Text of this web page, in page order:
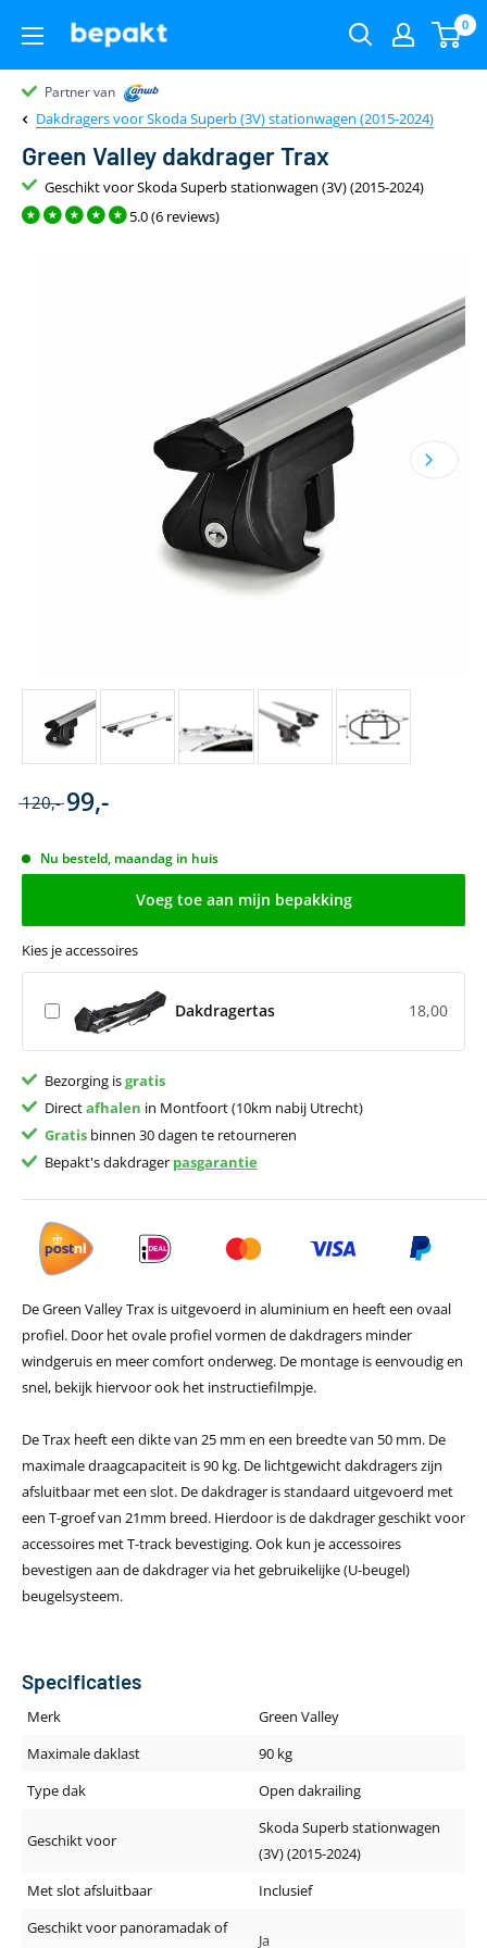
0
22.00uur
Partner van
Partner van
Klantenbeoordeling 9.4
Dakdragers voor Skoda Superb (3V) stationwagen (2015-2024)
Green Valley dakdrager Trax
Geschikt voor Skoda Superb stationwagen (3V) (2015-2024)
5.0 (6 reviews)
120,- 99,-
Nu besteld, maandag in huis
Voeg toe aan mijn bepakking
Kies je accessoires
Dakdragertas 18,00
Bezorging isgratis
Directafhalen in Montfoort (10km nabij Utrecht)
Gratisbinnen 30 dagen te retourneren
Bepakt's dakdrager pasgarantie
De Green Valley Trax is uitgevoerd in aluminium en heeft een ovaal
profiel. Door het ovale profiel vormen de dakdragers minder
windgeruis en meer comfort onderweg. De montage is eenvoudig en
snel, bekijk hiervoor ook het instructiefilmpje.
De Trax heeft een dikte van 25 mm en een breedte van 50 mm. De
maximale draagcapaciteit is 90 kg. De lichtgewicht dakdragers zijn
afsluitbaar met een slot. De dakdrager is standaard uitgevoerd met
een T-groef van 21mm breed. Hierdoor is de dakdrager geschikt voor
accessoires met T-track bevestiging. Ook kun je accessoires
bevestigen aan de dakdrager via het gebruikelijke (U-beugel)
beugelsysteem.
Specificaties
Merk
Green Valley
Maximale daklast
90 kg
Type dak
Open dakrailing
Geschikt voor
Skoda Superb stationwagen
(3V) (2015-2024)
Met slot afsluitbaar
Inclusief
Geschikt voor panoramadak of
Ja